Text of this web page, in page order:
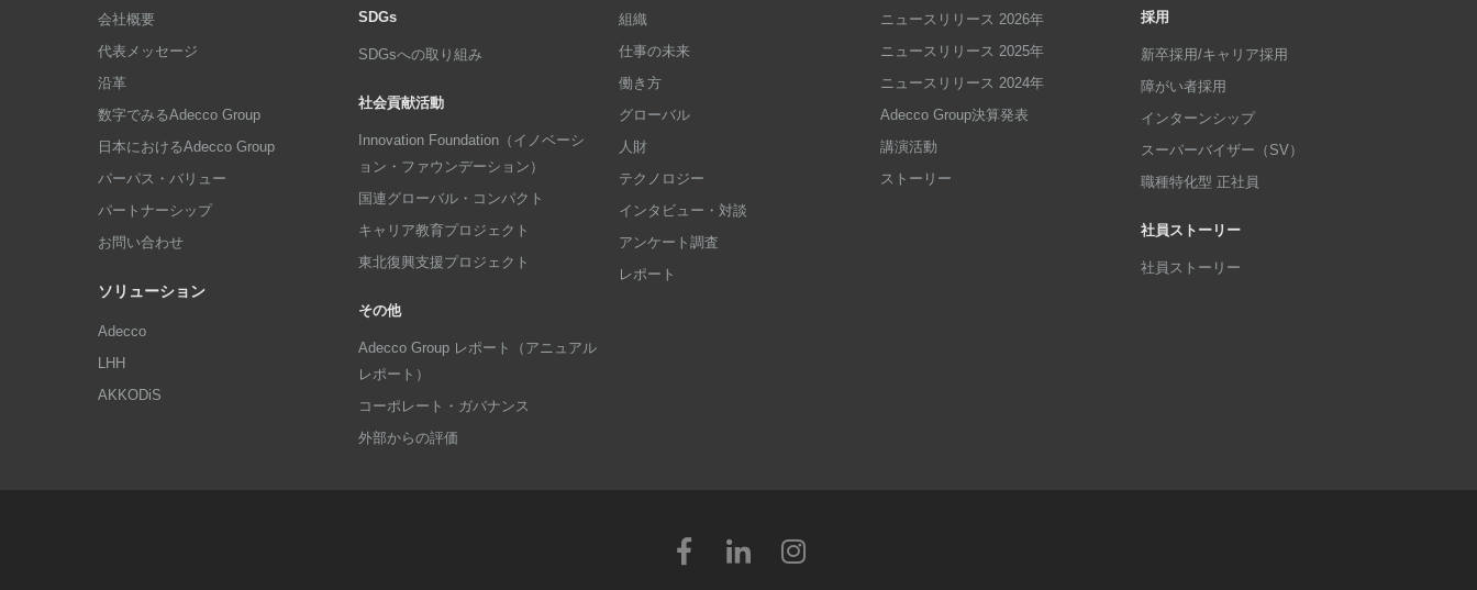
会社概要
代表メッセージ
沿革
数字でみるAdecco Group
日本におけるAdecco Group
パーパス・バリュー
パートナーシップ
お問い合わせ
ソリューション
Adecco
LHH
AKKODiS
SDGs
SDGsへの取り組み
社会貢献活動
Innovation Foundation（イノベーシ
ョン・ファウンデーション）
国連グローバル・コンパクト
キャリア教育プロジェクト
東北復興支援プロジェクト
その他
Adecco Group レポート（アニュアル
レポート）
コーポレート・ガバナンス
外部からの評価
組織
仕事の未来
働き方
グローバル
人財
テクノロジー
インタビュー・対談
アンケート調査
レポート
ニュースリリース 2026年
ニュースリリース 2025年
ニュースリリース 2024年
Adecco Group決算発表
講演活動
ストーリー
採用
新卒採用/キャリア採用
障がい者採用
インターンシップ
スーパーバイザー（SV）
職種特化型 正社員
社員ストーリー
社員ストーリー